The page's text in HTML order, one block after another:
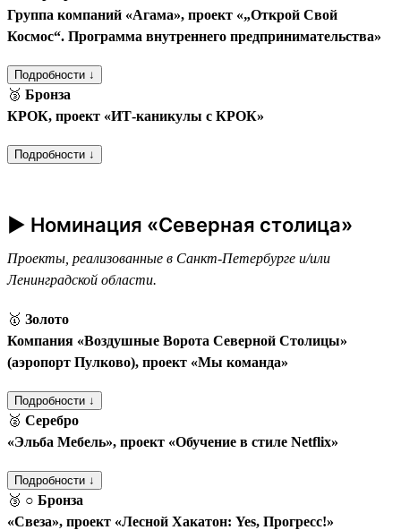
Группа компаний «Агама», проект «„Открой Свой
Космос“. Программа внутреннего предпринимательства»
Подробности ↓
🥉 Бронза
КРОК, проект «ИТ-каникулы с КРОК»
Подробности ↓
► Номинация «Северная столица»
Проекты, реализованные в Санкт-Петербурге и/или
Ленинградской области.
🥇 Золото
Компания «Воздушные Ворота Северной Столицы»
(аэропорт Пулково), проект «Мы команда»
Подробности ↓
🥈 Серебро
«Эльба Мебель», проект «Обучение в стиле Netflix»
Подробности ↓
🥉 ○ Бронза
«Свеза», проект «Лесной Хакатон: Yes, Прогресс!»